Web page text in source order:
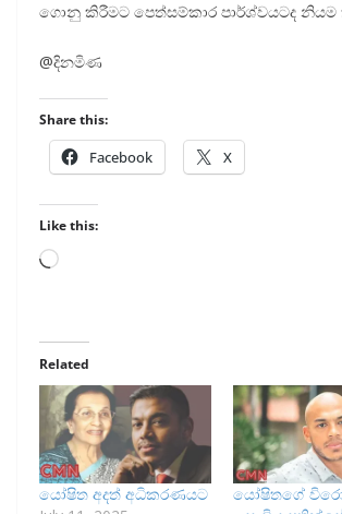
ගොනු කිරී­මට පෙත්ස­ම්කාර පාර්ශ්ව­ය­ටද
@දිනමිණ
Share this:
Facebook X
Like this:
Loading…
Related
යෝෂිත අදත් අධිකරණයට
යෝෂිතගේ